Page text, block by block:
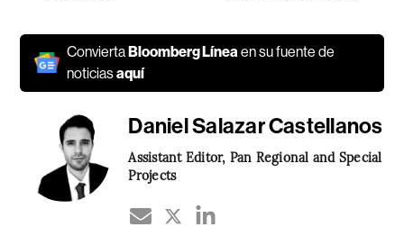
ConviertaBloomberg Línea en su fuente de
noticiasaquí
Daniel Salazar Castellanos
Assistant Editor, Pan Regional and Special
Projects